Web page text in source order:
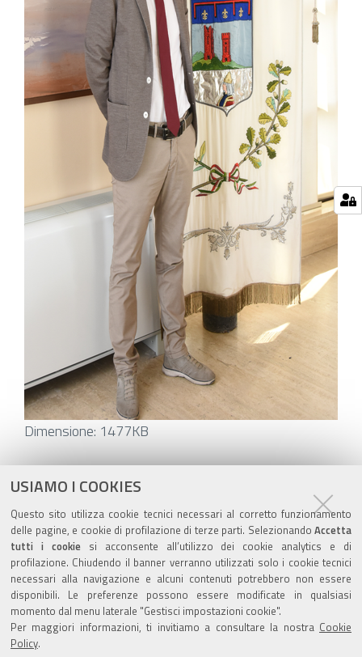
USIAMO I COOKIES
Questo sito utilizza cookie tecnici necessari al corretto funzionamento
delle pagine, e cookie di profilazione di terze parti. Selezionando Accetta
tutti i cookiesi acconsente all’utilizzo dei cookie analytics e di
profilazione. Chiudendo il banner verranno utilizzati solo i cookie tecnici
necessari alla navigazione e alcuni contenuti potrebbero non essere
disponibili. Le preferenze possono essere modificate in qualsiasi
momento dal menu laterale "Gestisci impostazioni cookie".
Per maggiori informazioni, ti invitiamo a consultare la nostra Cookie
Policy.
Clicca
l'immagine
alle
dimensioni
originali…
Dimensione: 1477KB
Azioni
sul
documento
ultima modifica 13/06/2019
Valuta questo sito